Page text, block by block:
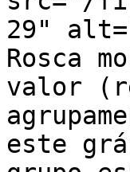
29"
Rosca
valor
este